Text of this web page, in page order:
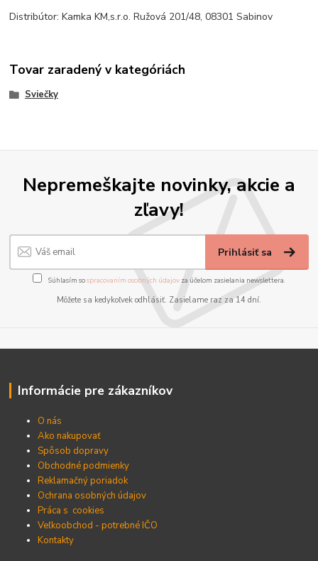
Distribútor: Kamka KM,s.r.o. Ružová 201/48, 08301 Sabinov
Tovar zaradený v kategóriách
Sviečky
Nepremeškajte novinky, akcie a
zľavy!
Prihlásiť sa
Súhlasím sospracovaním osobných údajov za účelom zasielania newslettera.
Môžete sa kedykoľvek odhlásiť. Zasielame raz za 14 dní.
Informácie pre zákazníkov
O nás
Ako nakupovať
Spôsob dopravy
Obchodné podmienky
Reklamačný poriadok
Ochrana osobných údajov
Práca s cookies
Veľkoobchod - potrebné IČO
Kontakty